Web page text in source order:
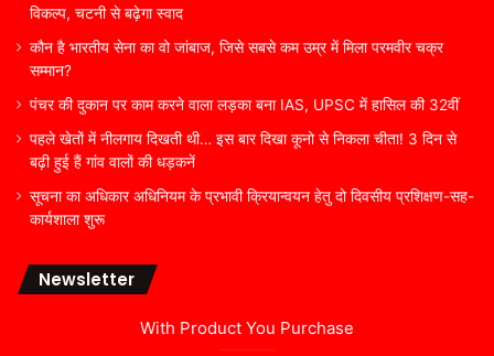
विकल्प, चटनी से बढ़ेगा स्वाद
कौन है भारतीय सेना का वो जांबाज, जिसे सबसे कम उम्र में मिला परमवीर चक्र
सम्मान?
पंचर की दुकान पर काम करने वाला लड़का बना IAS, UPSC में हासिल की 32वीं
पहले खेतों में नीलगाय दिखती थी… इस बार दिखा कूनो से निकला चीता! 3 दिन से
बढ़ी हुई हैं गांव वालों की धड़कनें
सूचना का अधिकार अधिनियम के प्रभावी क्रियान्वयन हेतु दो दिवसीय प्रशिक्षण-सह-
कार्यशाला शुरू
Newsletter
With Product You Purchase